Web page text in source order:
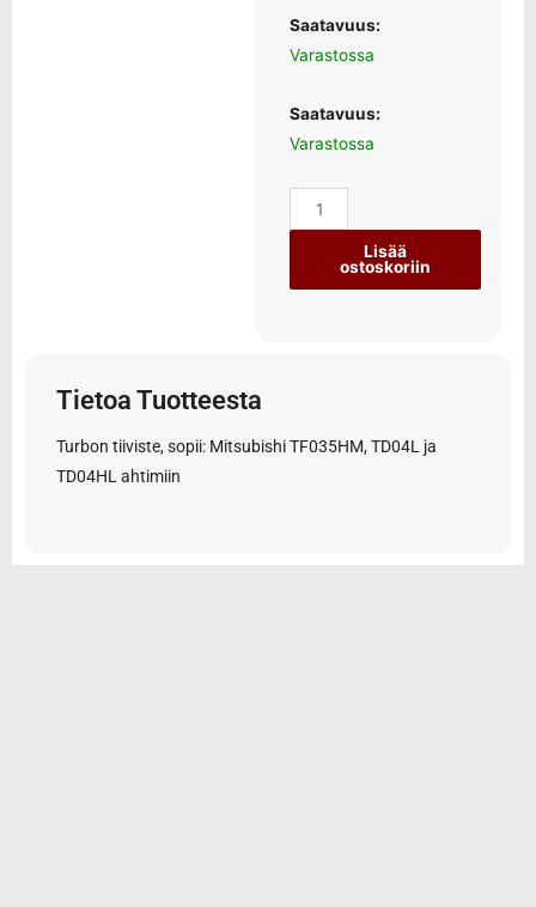
Saatavuus:
Varastossa
Saatavuus:
Varastossa
Lisää
ostoskoriin
Tietoa Tuotteesta
Turbon tiiviste, sopii: Mitsubishi TF035HM, TD04L ja
TD04HL ahtimiin